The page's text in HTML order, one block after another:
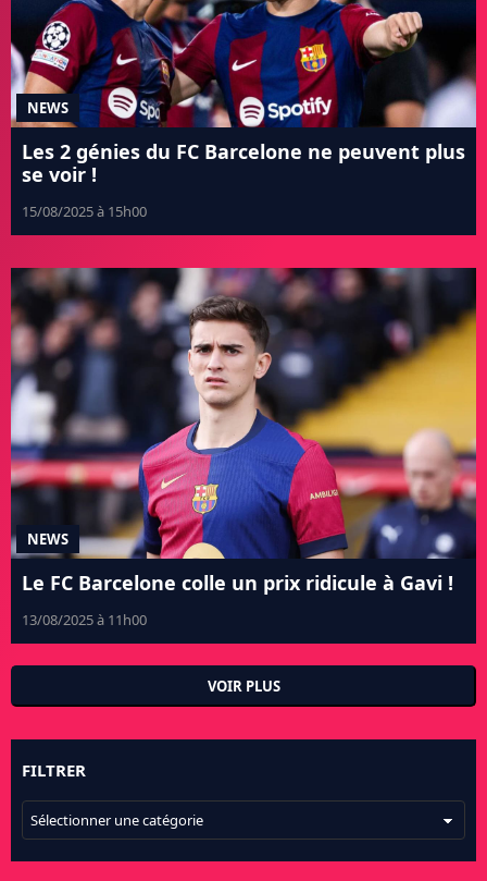
NEWS
Les 2 génies du FC Barcelone ne peuvent plus
se voir !
15/08/2025 à 15h00
NEWS
Le FC Barcelone colle un prix ridicule à Gavi !
13/08/2025 à 11h00
VOIR PLUS
FILTRER